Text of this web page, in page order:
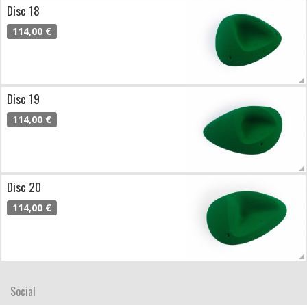
Disc 18
114,00 €
Disc 19
114,00 €
Disc 20
114,00 €
Social